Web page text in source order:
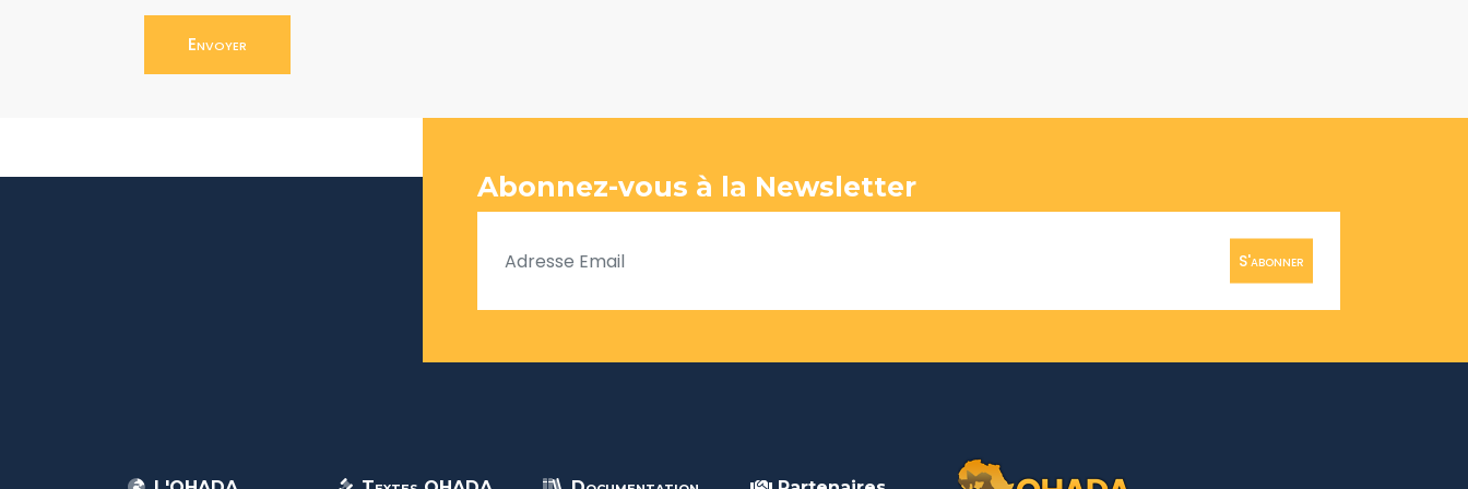
Envoyer
Abonnez-vous à la Newsletter
S'abonner